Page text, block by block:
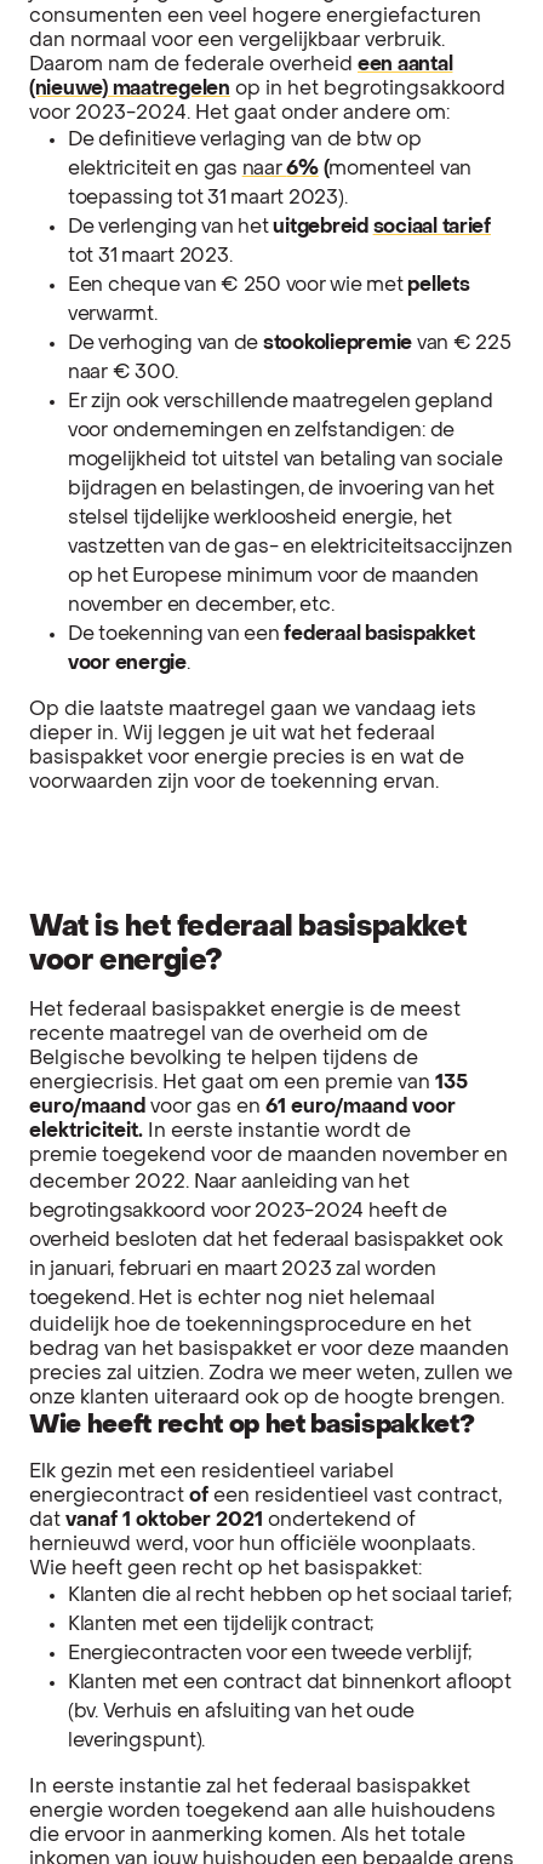
consumenten een veel hogere energiefacturen
dan normaal voor een vergelijkbaar verbruik.
Daarom nam de federale overheid een aantal
(nieuwe) maatregelen op in het begrotingsakkoord
voor 2023-2024. Het gaat onder andere om:
De definitieve verlaging van de btw op
elektriciteit en gas naar6%(momenteel van
toepassing tot 31 maart 2023).
De verlenging van hetuitgebreid sociaal tarief
tot 31 maart 2023.
Een cheque van € 250 voor wie metpellets
verwarmt.
De verhoging van de stookoliepremie van € 225
naar € 300.
Er zijn ook verschillende maatregelen gepland
voor ondernemingen en zelfstandigen: de
mogelijkheid tot uitstel van betaling van sociale
bijdragen en belastingen, de invoering van het
stelsel tijdelijke werkloosheid energie, het
vastzetten van de gas- en elektriciteitsaccijnzen
op het Europese minimum voor de maanden
november en december, etc.
De toekenning van eenfederaal basispakket
voor energie.
Op die laatste maatregel gaan we vandaag iets
dieper in. Wij leggen je uit wat het federaal
basispakket voor energie precies is en wat de
voorwaarden zijn voor de toekenning ervan.
Wat is het federaal basispakket
voor energie?
Het federaal basispakket energie is de meest
recente maatregel van de overheid om de
Belgische bevolking te helpen tijdens de
energiecrisis. Het gaat om een premie van 135
euro/maand voor gas en 61 euro/maand voor
elektriciteit.
In eerste instantie wordt de
premie toegekend voor de maanden november en
december 2022. Naar aanleiding van het
begrotingsakkoord voor2023-2024 heeftde
overheid besloten dat het federaal basispakket ook
in januari, februari en maart2023zal worden
toegekend. Het is echter nog niet helemaal
duidelijk hoe de toekenningsprocedure en het
bedrag van het basispakket er voor deze maanden
precies zal uitzien. Zodra we meer weten, zullen we
onze klanten uiteraard ook op de hoogte brengen.
Wie heeft recht op het basispakket?
Elk gezin met een residentieel variabel
energiecontract of een residentieel vast contract,
dat vanaf 1 oktober 2021 ondertekend of
hernieuwd werd, voor hun officiële woonplaats.
Wie heeft geen recht op het basispakket:
Klanten die al recht hebben op het sociaal tarief;
Klanten met een tijdelijk contract;
Energiecontracten voor een tweede verblijf;
Klanten met een contract dat binnenkort afloopt
(bv. Verhuis en afsluiting van het oude
leveringspunt).
In eerste instantie zal het federaal basispakket
energie worden toegekend aan alle huishoudens
die ervoor in aanmerking komen. Als het totale